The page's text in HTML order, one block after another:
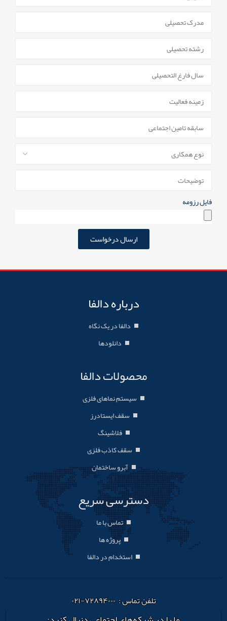
فایل رزومه
ارسال درخواست
درباره دالفا
دالفا در یک نگاه
دانلودها
محصولات دالفا
سیستم نماهای فلزی
سقف ایستادرز
فلاشینگ
سقف کاذب فلزی
آبرو ساختمان
دسترسی سریع
تماس با ما
پروژه ها
استخدام در دالفا
تلفن تماس : ۷۲۸۹۴۰۰۰-۰۲۱